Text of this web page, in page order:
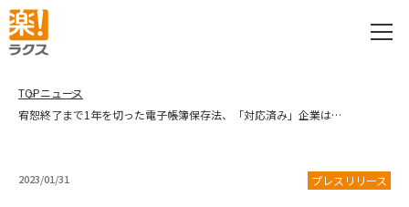
TOPニュース
宥恕終了まで1年を切った電子帳簿保存法、「対応済み」企業はわずか21.9%
2023/01/31 プレスリリース